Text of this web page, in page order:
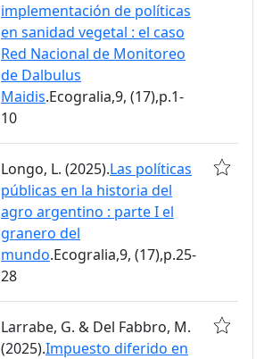
implementación de políticas
en sanidad vegetal : el caso
Red Nacional de Monitoreo
de Dalbulus
Maidis.Ecogralia,9, (17),p.1-
10
Longo, L. (2025).Las políticas
públicas en la historia del
agro argentino : parte I el
granero del
mundo.Ecogralia,9, (17),p.25-
28
Larrabe, G. & Del Fabbro, M.
(2025).Impuesto diferido en